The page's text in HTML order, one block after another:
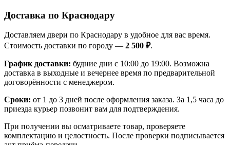
Доставка по Краснодару
Доставляем двери по Краснодару в удобное для вас время.
Стоимость доставки по городу — 2 500 ₽.
График доставки: будние дни с 10:00 до 19:00. Возможна
доставка в выходные и вечернее время по предварительной
договорённости с менеджером.
Сроки: от 1 до 3 дней после оформления заказа. За 1,5 часа до
приезда курьер позвонит вам для подтверждения.
При получении вы осматриваете товар, проверяете
комплектацию и целостность. После проверки подписывается